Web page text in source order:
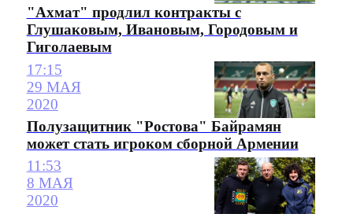
"Ахмат" продлил контракты с
Глушаковым, Ивановым, Городовым и
Гиголаевым
17:15
29 МАЯ
2020
Полузащитник "Ростова" Байрамян
может стать игроком сборной Армении
11:53
8 МАЯ
2020